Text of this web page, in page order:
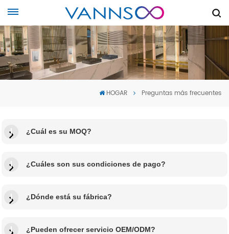
HOGAR Preguntas más frecuentes
¿Cuál es su MOQ?
¿Cuáles son sus condiciones de pago?
¿Dónde está su fábrica?
¿Pueden ofrecer servicio OEM/ODM?